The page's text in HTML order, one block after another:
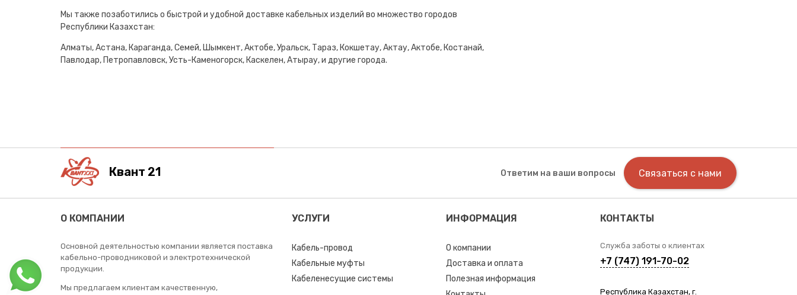
Мы также позаботились о быстрой и удобной доставке кабельных изделий во множество городов
Республики Казахстан:
Алматы, Астана, Караганда, Семей, Шымкент, Актобе, Уральск, Тараз, Кокшетау, Актау, Актобе, Костанай,
Павлодар, Петропавловск, Усть-Каменогорск, Каскелен, Атырау, и другие города.
Квант 21 Ответим на ваши вопросы Связаться с нами
О КОМПАНИИ
Основной деятельностью компании является поставка
кабельно-проводниковой и электротехнической
продукции.
Мы предлагаем клиентам качественную,
УСЛУГИ
Кабель-провод
Кабельные муфты
Кабеленесущие системы
ИНФОРМАЦИЯ
О компании
Доставка и оплата
Полезная информация
КОНТАКТЫ
Служба заботы о клиентах
+7 (747) 191-70-02
Республика Казахстан, г.